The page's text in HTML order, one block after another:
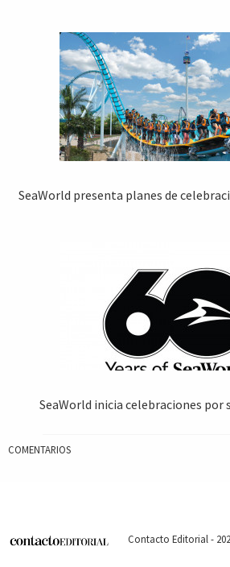
SeaWorld presenta planes de
SeaWorld inicia celebraciones por
COMENTARIOS
Contacto Editorial -